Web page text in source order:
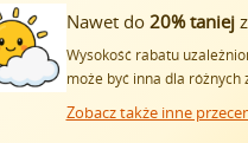
Nawet do 20% taniejz
Wysokość rabatu
może być inna dla różnych
Zobacz także inne